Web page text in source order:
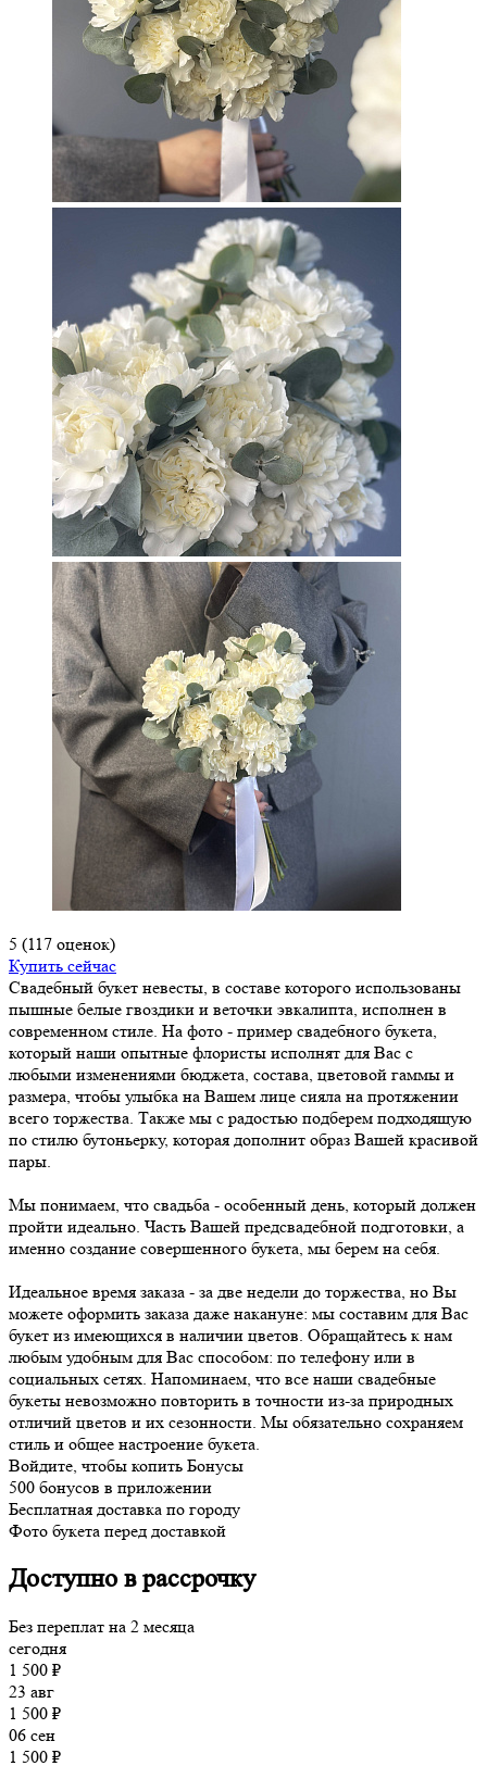
5 (117 оценок)
Купить сейчас
Свадебный букет невесты, в составе которого использованы
пышные белые гвоздики и веточки эвкалипта, исполнен в
современном стиле. На фото - пример свадебного букета,
который наши опытные флористы исполнят для Вас с
любыми изменениями бюджета, состава, цветовой гаммы и
размера, чтобы улыбка на Вашем лице сияла на протяжении
всего торжества. Также мы с радостью подберем подходящую
по стилю бутоньерку, которая дополнит образ Вашей красивой
пары.
Мы понимаем, что свадьба - особенный день, который должен
пройти идеально. Часть Вашей предсвадебной подготовки, а
именно создание совершенного букета, мы берем на себя.
Идеальное время заказа - за две недели до торжества, но Вы
можете оформить заказа даже накануне: мы составим для Вас
букет из имеющихся в наличии цветов. Обращайтесь к нам
любым удобным для Вас способом: по телефону или в
социальных сетях. Напоминаем, что все наши свадебные
букеты невозможно повторить в точности из-за природных
отличий цветов и их сезонности. Мы обязательно сохраняем
стиль и общее настроение букета.
Войдите, чтобы копить Бонусы
500 бонусов в приложении
Бесплатная доставка по городу
Фото букета перед доставкой
Доступно в рассрочку
Без переплат на 2 месяца
сегодня
1 500 ₽
23 авг
1 500 ₽
06 сен
1 500 ₽